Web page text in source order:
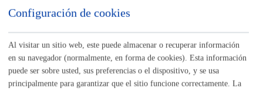
ONLINE
PRESENCIAL
TELÉFONO
Configuración de cookies
Al visitar un sitio web, este puede almacenar o recuperar información
en su navegador (normalmente, en forma de cookies). Esta información
puede ser sobre usted, sus preferencias o el dispositivo, y se usa
principalmente para garantizar que el sitio funcione correctamente. La